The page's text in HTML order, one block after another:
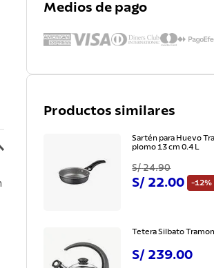
Medios de pago
Productos similares
Sartén para Huevo
plomo 13 cm 0.4 L
S/ 24.90
S/ 22.00 -12%
Tetera Silbato
S/ 239.00